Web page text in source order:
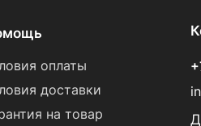
оплаты
доставки
на товар